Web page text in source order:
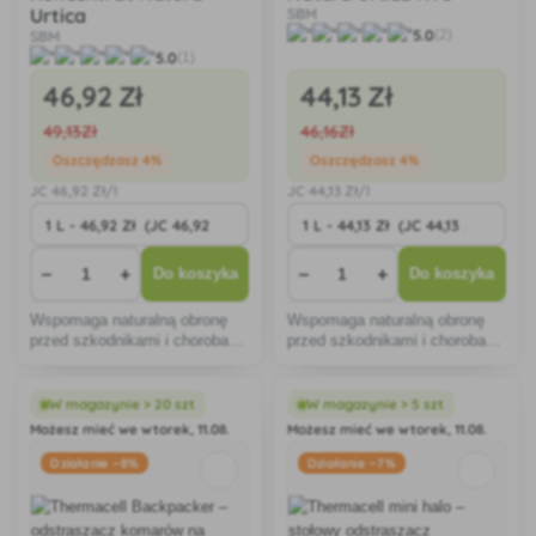
Urtica
SBM
5.0(1)
46,92 Zł
49,13Zł
Oszczędzasz 4%
46 ,92 Zł/l
− + Do koszyka
Wspomaga naturalną obronę
przed szkodnikami i chorobami
SBM
5.0(2)
44,13 Zł
46,16Zł
Oszczędzasz 4%
44 ,13 Zł/l
− + Do koszyka
Wspomaga naturalną obronę
przed szkodnikami i chorobami
natychmiastowego użycia bez
potrzeby rozcieńczania.
W magazynie > 20 szt
Możesz mieć we wtorek, 11.08.
Działanie −8%
W magazynie > 5 szt
Możesz mieć we wtorek, 11.08.
Działanie −7%